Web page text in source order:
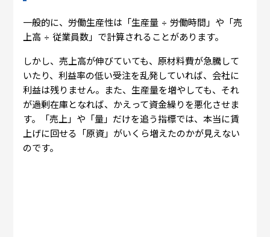
一般的に、労働生産性は「生産量 ÷ 労働時間」や「売
上高 ÷ 従業員数」で計算されることがあります。
しかし、売上高が伸びていても、原材料費が急騰して
いたり、利益率の低い受注を乱発していれば、会社に
利益は残りません。また、生産量を増やしても、それ
が過剰在庫となれば、かえって資金繰りを悪化させま
す。「売上」や「量」だけを追う指標では、本当に賃
上げに回せる「原資」がいくら増えたのかが見えない
のです。